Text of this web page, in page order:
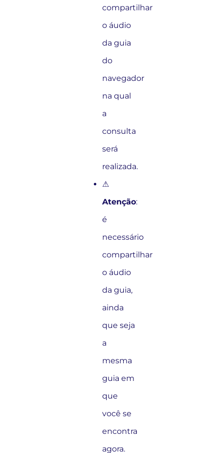
compartilhar
o áudio
da guia
do
navegador
na qual
a
consulta
será
realizada.
⚠
Atenção:
é
necessário
compartilhar
o áudio
da guia,
ainda
que seja
a
mesma
guia em
que
você se
encontra
agora.